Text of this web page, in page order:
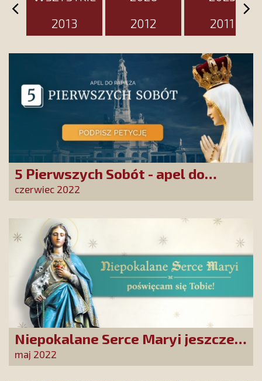
2013
2012 2011
5 Pierwszych Sobót - apel do
papieża
czerwiec 2022
Niepokalane Serce Maryi jeszcze
bardziej obecne w polskich,
katolickich domach
maj 2022